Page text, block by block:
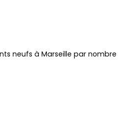
neufs à Marseille par nombre